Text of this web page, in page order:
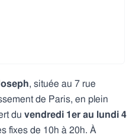
, située au 7 rue
de Paris, en plein
du vendredi 1er au lundi 4
fixes de 10h à 20h. À